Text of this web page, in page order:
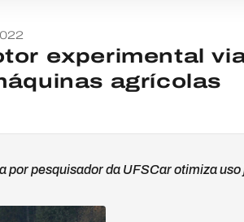
experimental
agrícolas
por pesquisador da UFSCar otimiza